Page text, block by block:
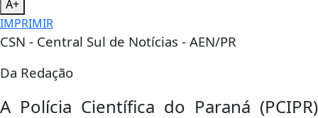
A+
IMPRIMIR
CSN - Central Sul de Notícias - AEN/PR
Da Redação
A Polícia Científica do Paraná (PCIPR)